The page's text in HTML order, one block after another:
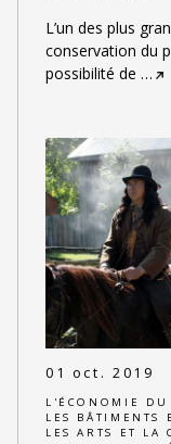
L’un des plus
conservation du
possibilité de …
01 oct. 2019
L'ÉCONOMIE DU
LES BÂTIMENTS
LES ARTS ET LA